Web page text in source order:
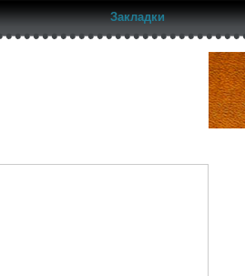
Закладки